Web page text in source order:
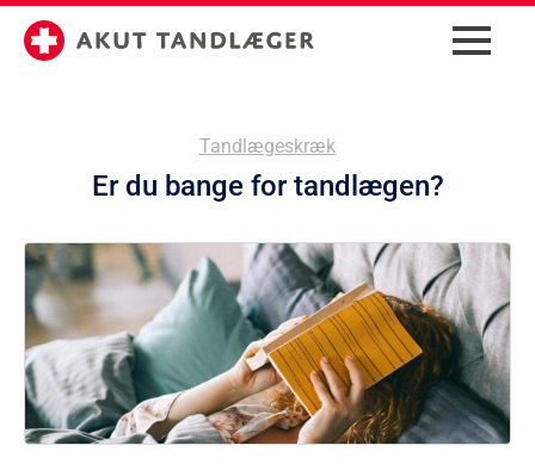
Tandlægeskræk
Er du bange for tandlægen?